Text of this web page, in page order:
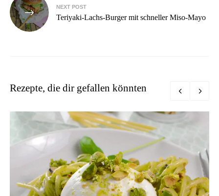
NEXT POST
Teriyaki-Lachs-Burger mit schneller Miso-Mayo
Rezepte, die dir gefallen könnten